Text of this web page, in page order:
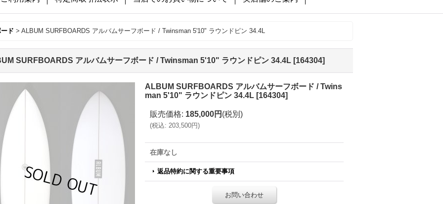
ド > ALBUM SURFBOARDS アルバムサーフボード / Twinsman 5'10" ラウンドピン 34.4L
SURFBOARDS アルバムサーフボード / Twinsman 5'10" ラウンドピン 34.4L [164304]
ALBUM SURFBOARDS アルバムサーフボード / Twins
man 5'10" ラウンドピン 34.4L [164304]
販売価格: 185,000円 (税別)
(税込: 203,500円)
在庫なし
返品特約に関する重要事項
お問い合わせ